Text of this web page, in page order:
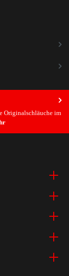
Originalschläuche im